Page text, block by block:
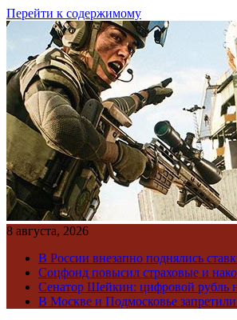
Перейти к содержимому
8 августа, 2026
В России внезапно поднялись
Соцфонд повысил страховые и
Сенатор Шейкин: цифровой рубль
В Москве и Подмосковье